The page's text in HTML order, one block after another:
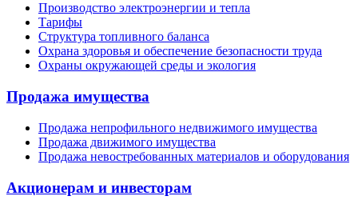
Производство электроэнергии и тепла
Тарифы
Структура топливного баланса
Охрана здоровья и обеспечение безопасности труда
Охраны окружающей среды и экология
Продажа имущества
Продажа непрофильного недвижимого имущества
Продажа движимого имущества
Продажа невостребованных материалов и оборудования
Акционерам и инвесторам